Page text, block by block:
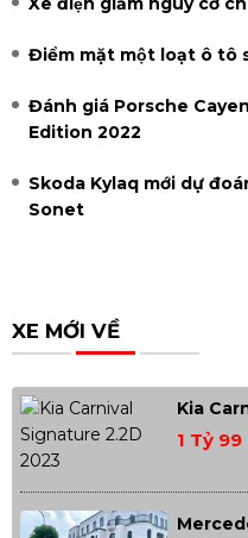
Điểm mặt một loạt ô tô
Đánh giá Porsche
Edition 2022
Skoda Kylaq mới dự
Sonet
XE MỚI VỀ
Kia
1 Tỷ